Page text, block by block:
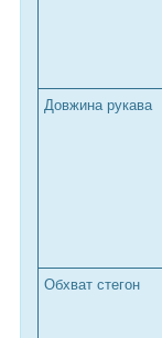
Довжина рукава
Обхват стегон